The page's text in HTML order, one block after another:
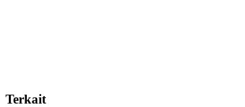
Terkait